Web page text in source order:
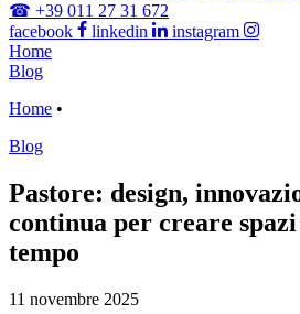
☎ +39 011 27 31 672
facebook
linkedin
instagram
Home
Blog
Home •
Blog
Pastore: design,
continua per creare
tempo
11 novembre 2025